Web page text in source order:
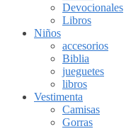
Devocionales
Libros
Niños
accesorios
Biblia
jueguetes
libros
Vestimenta
Camisas
Gorras